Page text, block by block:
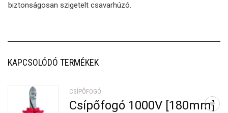
biztonságosan szigetelt csavarhúzó.
KAPCSOLÓDÓ TERMÉKEK
CSÍPŐFOGÓ
Csípőfogó 1000V [180mm]